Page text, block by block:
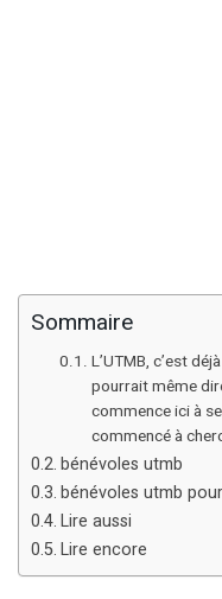
Sommaire
L’UTMB, c’est
pourrait même
commence ici à
commencé à
bénévoles utmb
bénévoles utmb
Lire aussi
Lire encore